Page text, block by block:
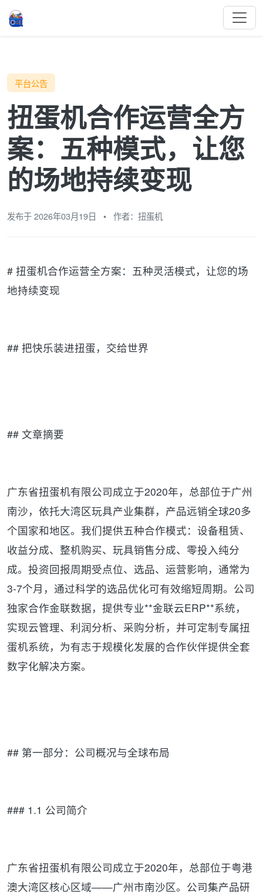
平台公告
扭蛋机合作运营全方
案：五种模式，让您
的场地持续变现
发布于 2026年03月19日 • 作者：扭蛋机
# 扭蛋机合作运营全方案：五种灵活模式，让您的场
地持续变现
## 把快乐装进扭蛋，交给世界
## 文章摘要
广东省扭蛋机有限公司成立于2020年，总部位于广州
南沙，依托大湾区玩具产业集群，产品远销全球20多
个国家和地区。我们提供五种合作模式：设备租赁、
收益分成、整机购买、玩具销售分成、零投入纯分
成。投资回报周期受点位、选品、运营影响，通常为
3-7个月，通过科学的选品优化可有效缩短周期。公司
独家合作金联数据，提供专业**金联云ERP**系统，
实现云管理、利润分析、采购分析，并可定制专属扭
蛋机系统，为有志于规模化发展的合作伙伴提供全套
数字化解决方案。
## 第一部分：公司概况与全球布局
### 1.1 公司简介
广东省扭蛋机有限公司成立于2020年，总部位于粤港
澳大湾区核心区域——广州市南沙区。公司集产品研